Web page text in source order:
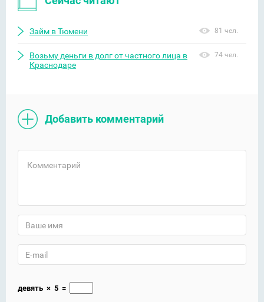
Займ в Тюмени 81 чел.
Возьму деньги в долг от частного лица в
Краснодаре
74 чел.
Добавить комментарий
девять × 5 =